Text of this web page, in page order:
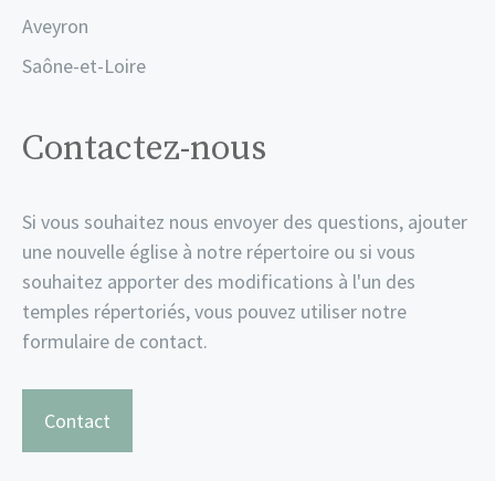
Aveyron
Saône-et-Loire
Contactez-nous
Si vous souhaitez nous envoyer des questions, ajouter
une nouvelle église à notre répertoire ou si vous
souhaitez apporter des modifications à l'un des
temples répertoriés, vous pouvez utiliser notre
formulaire de contact.
Contact